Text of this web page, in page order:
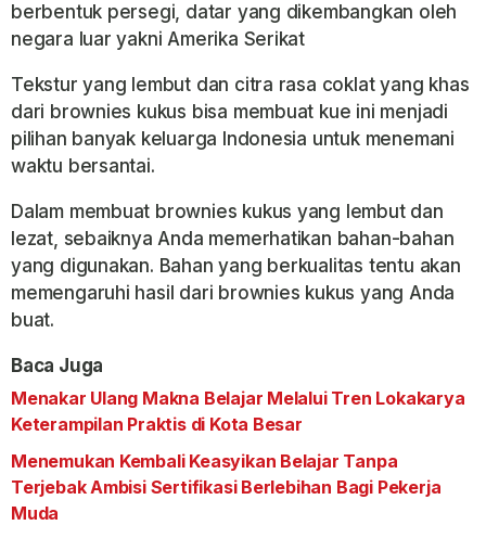
berbentuk persegi, datar yang dikembangkan oleh
negara luar yakni Amerika Serikat
Tekstur yang lembut dan citra rasa coklat yang khas
dari brownies kukus bisa membuat kue ini menjadi
pilihan banyak keluarga Indonesia untuk menemani
waktu bersantai.
Dalam membuat brownies kukus yang lembut dan
lezat, sebaiknya Anda memerhatikan bahan-bahan
yang digunakan. Bahan yang berkualitas tentu akan
memengaruhi hasil dari brownies kukus yang Anda
buat.
Baca Juga
Menakar Ulang Makna Belajar Melalui Tren Lokakarya
Keterampilan Praktis di Kota Besar
Menemukan Kembali Keasyikan Belajar Tanpa
Terjebak Ambisi Sertifikasi Berlebihan Bagi Pekerja
Muda